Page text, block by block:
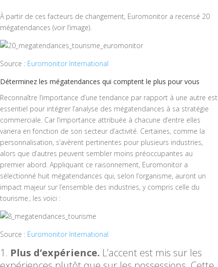
À partir de ces facteurs de changement, Euromonitor a recensé 20
mégatendances (voir l’image).
Source : Euromonitor International
Déterminez les mégatendances qui comptent le plus pour vous
Reconnaître l’importance d’une tendance par rapport à une autre est
essentiel pour intégrer l’analyse des mégatendances à sa stratégie
commerciale. Car l’importance attribuée à chacune d’entre elles
variera en fonction de son secteur d’activité. Certaines, comme la
personnalisation, s’avèrent pertinentes pour plusieurs industries,
alors que d’autres peuvent sembler moins préoccupantes au
premier abord. Appliquant ce raisonnement, Euromonitor a
sélectionné huit mégatendances qui, selon l’organisme, auront un
impact majeur sur l’ensemble des industries, y compris celle du
tourisme ; les voici :
Source : Euromonitor International
Plus d’expérience. L’accent est mis sur les